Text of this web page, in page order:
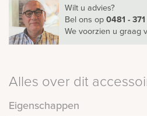
Wilt u advies?
Bel ons op0481 -
We voorzien u graag
Alles over dit
Eigenschappen